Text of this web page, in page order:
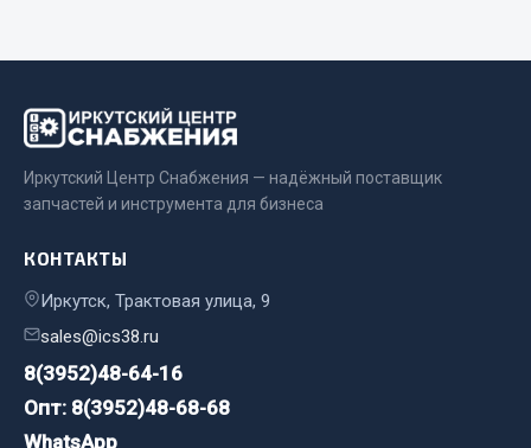
Окно ветровое
Двигатель
Электрооборудование
Двигатель
Мост задний
Иркутский Центр Снабжения — надёжный поставщик
запчастей и инструмента для бизнеса
КОНТАКТЫ
Иркутск, Трактовая улица, 9
sales@ics38.ru
8(3952)48-64-16
Опт: 8(3952)48-68-68
WhatsApp